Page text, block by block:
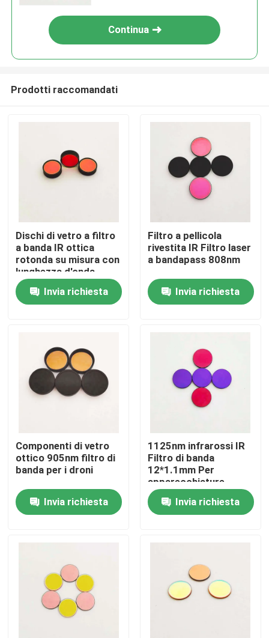
Casa
Video
Fatory Tour
Contattaci
Filtro a banda ottica
Continua
Prodotti raccomandati
Dischi di vetro a filtro
a banda IR ottica
rotonda su misura con
lunghezza d'onda
centrale di 850 nm e
blocco OD5 200-1100
nm
Invia richiesta
Filtro a pellicola
rivestita IR Filtro laser
a bandapass 808nm
Invia richiesta
Componenti di vetro
ottico 905nm filtro di
banda per i droni
Invia richiesta
1125nm infrarossi IR
Filtro di banda
12*1.1mm Per
apparecchiature
ottiche
Invia richiesta